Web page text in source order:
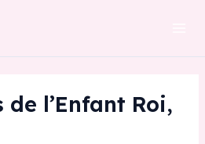
l’Enfant Roi,